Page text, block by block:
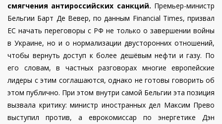
смягчения антироссийских санкций. Премьер-министр
Бельгии Барт Де Вевер, по данным Financial Times, призвал
ЕС начать переговоры с РФ не только о завершении войны
в Украине, но и о нормализации двусторонних отношений,
чтобы вернуть доступ к более дешёвым нефти и газу. По
его словам, в частных разговорах многие европейские
лидеры с этим соглашаются, однако не готовы говорить об
этом публично. При этом внутри самой Бельгии эта позиция
вызвала критику: министр иностранных дел Максим Прево
выступил против, а еврокомиссар по энергетике Дэн